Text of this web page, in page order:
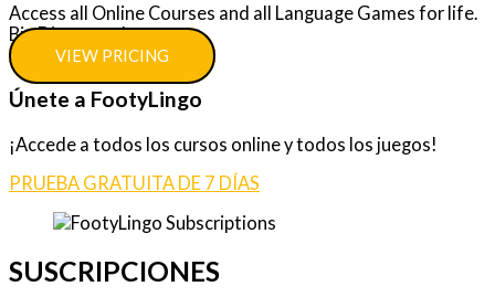
Access all Online Courses and all Language Games for life.
Big Discounts!
VIEW PRICING
Únete a FootyLingo
¡Accede a todos los cursos online y todos los juegos!
PRUEBA GRATUITA DE 7 DÍAS
SUSCRIPCIONES